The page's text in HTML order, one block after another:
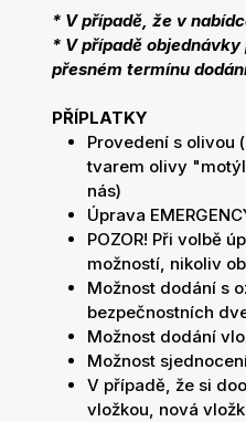
* V případě, že v
* V případě
přesném termínu
PŘÍPLATKY
Provedení s olivou
tvarem olivy
nás)
Úprava
POZOR! Při volbě
možností, nikoliv
Možnost dodání s
bezpečnostních
Možnost dodání
Možnost
V případě, že si
vložkou, nová